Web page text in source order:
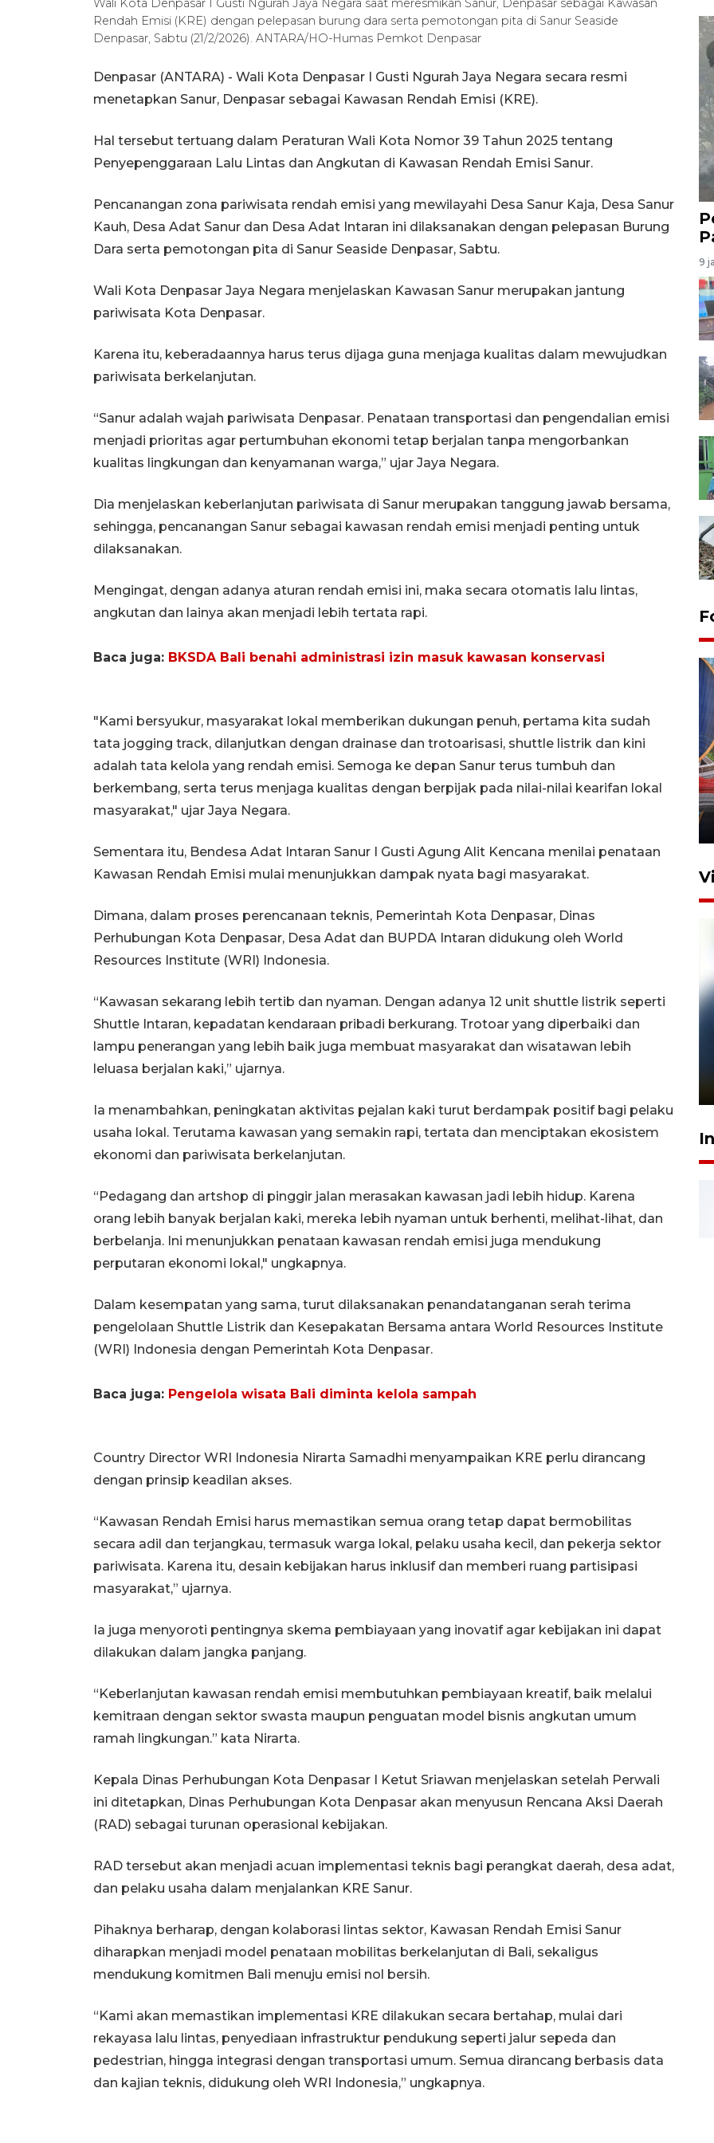
Wali Kota Denpasar I Gusti Ngurah Jaya Negara saat meresmikan Sanur, Denpasar sebagai Kawasan
Rendah Emisi (KRE) dengan pelepasan burung dara serta pemotongan pita di Sanur Seaside
Denpasar, Sabtu (21/2/2026). ANTARA/HO-Humas Pemkot Denpasar
Denpasar (ANTARA) - Wali Kota Denpasar I Gusti Ngurah Jaya Negara secara resmi
menetapkan Sanur, Denpasar sebagai Kawasan Rendah Emisi (KRE).
Hal tersebut tertuang dalam Peraturan Wali Kota Nomor 39 Tahun 2025 tentang
Penyepenggaraan Lalu Lintas dan Angkutan di Kawasan Rendah Emisi Sanur.
Pencanangan zona pariwisata rendah emisi yang mewilayahi Desa Sanur Kaja, Desa Sanur
Kauh, Desa Adat Sanur dan Desa Adat Intaran ini dilaksanakan dengan pelepasan Burung
Dara serta pemotongan pita di Sanur Seaside Denpasar, Sabtu.
Wali Kota Denpasar Jaya Negara menjelaskan Kawasan Sanur merupakan jantung
pariwisata Kota Denpasar.
Karena itu, keberadaannya harus terus dijaga guna menjaga kualitas dalam mewujudkan
pariwisata berkelanjutan.
“Sanur adalah wajah pariwisata Denpasar. Penataan transportasi dan pengendalian emisi
menjadi prioritas agar pertumbuhan ekonomi tetap berjalan tanpa mengorbankan
kualitas lingkungan dan kenyamanan warga,” ujar Jaya Negara.
Dia menjelaskan keberlanjutan pariwisata di Sanur merupakan tanggung jawab bersama,
sehingga, pencanangan Sanur sebagai kawasan rendah emisi menjadi penting untuk
dilaksanakan.
Mengingat, dengan adanya aturan rendah emisi ini, maka secara otomatis lalu lintas,
angkutan dan lainya akan menjadi lebih tertata rapi.
Baca juga: BKSDA Bali benahi administrasi izin masuk kawasan konservasi
"Kami bersyukur, masyarakat lokal memberikan dukungan penuh, pertama kita sudah
tata jogging track, dilanjutkan dengan drainase dan trotoarisasi, shuttle listrik dan kini
adalah tata kelola yang rendah emisi. Semoga ke depan Sanur terus tumbuh dan
berkembang, serta terus menjaga kualitas dengan berpijak pada nilai-nilai kearifan lokal
masyarakat," ujar Jaya Negara.
Sementara itu, Bendesa Adat Intaran Sanur I Gusti Agung Alit Kencana menilai penataan
Kawasan Rendah Emisi mulai menunjukkan dampak nyata bagi masyarakat.
Dimana, dalam proses perencanaan teknis, Pemerintah Kota Denpasar, Dinas
Perhubungan Kota Denpasar, Desa Adat dan BUPDA Intaran didukung oleh World
Resources Institute (WRI) Indonesia.
“Kawasan sekarang lebih tertib dan nyaman. Dengan adanya 12 unit shuttle listrik seperti
Shuttle Intaran, kepadatan kendaraan pribadi berkurang. Trotoar yang diperbaiki dan
lampu penerangan yang lebih baik juga membuat masyarakat dan wisatawan lebih
leluasa berjalan kaki,” ujarnya.
Ia menambahkan, peningkatan aktivitas pejalan kaki turut berdampak positif bagi pelaku
usaha lokal. Terutama kawasan yang semakin rapi, tertata dan menciptakan ekosistem
ekonomi dan pariwisata berkelanjutan.
“Pedagang dan artshop di pinggir jalan merasakan kawasan jadi lebih hidup. Karena
orang lebih banyak berjalan kaki, mereka lebih nyaman untuk berhenti, melihat-lihat, dan
berbelanja. Ini menunjukkan penataan kawasan rendah emisi juga mendukung
perputaran ekonomi lokal," ungkapnya.
Dalam kesempatan yang sama, turut dilaksanakan penandatanganan serah terima
pengelolaan Shuttle Listrik dan Kesepakatan Bersama antara World Resources Institute
(WRI) Indonesia dengan Pemerintah Kota Denpasar.
Baca juga: Pengelola wisata Bali diminta kelola sampah
Country Director WRI Indonesia Nirarta Samadhi menyampaikan KRE perlu dirancang
dengan prinsip keadilan akses.
“Kawasan Rendah Emisi harus memastikan semua orang tetap dapat bermobilitas
secara adil dan terjangkau, termasuk warga lokal, pelaku usaha kecil, dan pekerja sektor
pariwisata. Karena itu, desain kebijakan harus inklusif dan memberi ruang partisipasi
masyarakat,” ujarnya.
Ia juga menyoroti pentingnya skema pembiayaan yang inovatif agar kebijakan ini dapat
dilakukan dalam jangka panjang.
“Keberlanjutan kawasan rendah emisi membutuhkan pembiayaan kreatif, baik melalui
kemitraan dengan sektor swasta maupun penguatan model bisnis angkutan umum
ramah lingkungan.” kata Nirarta.
Kepala Dinas Perhubungan Kota Denpasar I Ketut Sriawan menjelaskan setelah Perwali
ini ditetapkan, Dinas Perhubungan Kota Denpasar akan menyusun Rencana Aksi Daerah
(RAD) sebagai turunan operasional kebijakan.
RAD tersebut akan menjadi acuan implementasi teknis bagi perangkat daerah, desa adat,
dan pelaku usaha dalam menjalankan KRE Sanur.
Pihaknya berharap, dengan kolaborasi lintas sektor, Kawasan Rendah Emisi Sanur
diharapkan menjadi model penataan mobilitas berkelanjutan di Bali, sekaligus
mendukung komitmen Bali menuju emisi nol bersih.
“Kami akan memastikan implementasi KRE dilakukan secara bertahap, mulai dari
rekayasa lalu lintas, penyediaan infrastruktur pendukung seperti jalur sepeda dan
pedestrian, hingga integrasi dengan transportasi umum. Semua dirancang berbasis data
dan kajian teknis, didukung oleh WRI Indonesia,” ungkapnya.
9
Komisi V DPR tinjau
perlintasan sebidang di
Pelanggan Filaha Farm setia
160 ribu sambungan baru